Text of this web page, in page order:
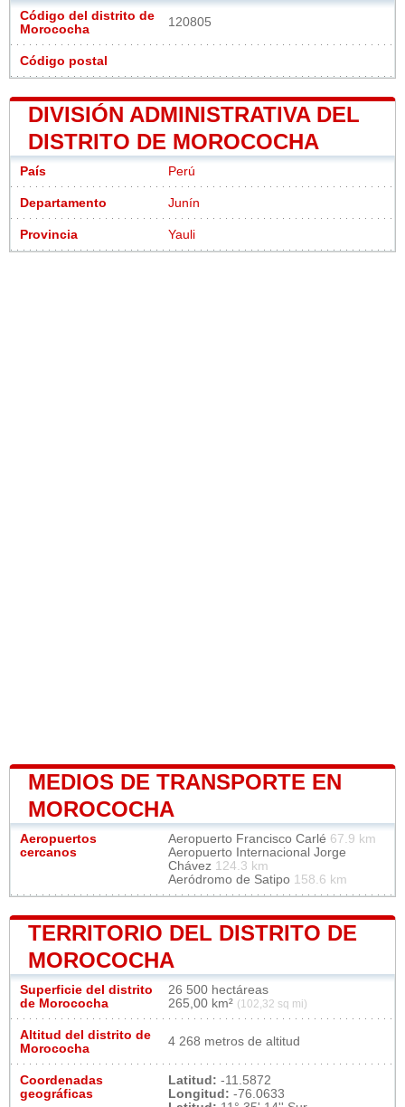
Código del distrito de
Morococha
120805
Código postal
DIVISIÓN ADMINISTRATIVA DEL
DISTRITO DE MOROCOCHA
País Perú
Departamento Junín
Provincia Yauli
MEDIOS DE TRANSPORTE EN
MOROCOCHA
Aeropuertos
cercanos
Aeropuerto Francisco Carlé 67.9 km
Aeropuerto Internacional Jorge
Chávez 124.3 km
Aeródromo de Satipo 158.6 km
TERRITORIO DEL DISTRITO DE
MOROCOCHA
Superficie del distrito
de Morococha
26 500 hectáreas
265,00 km² (102,32 sq mi)
Altitud del distrito de
Morococha
4 268 metros de altitud
Coordenadas
geográficas
Latitud: -11.5872
Longitud: -76.0633